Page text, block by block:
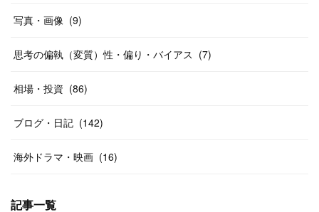
写真・画像 (9)
思考の偏執（変質）性・偏り・バイアス (7)
相場・投資 (86)
ブログ・日記 (142)
海外ドラマ・映画 (16)
記事一覧